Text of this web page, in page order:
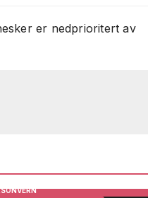
er nedprioritert av